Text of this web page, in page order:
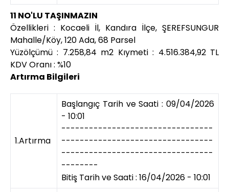
11 NO'LU TAŞINMAZIN
Özellikleri : Kocaeli İl, Kandıra İlçe, ŞEREFSUNGUR
Mahalle/Köy, 120 Ada, 68 Parsel
Yüzölçümü : 7.258,84 m2 Kıymeti : 4.516.384,92 TL
KDV Oranı : %10
Artırma Bilgileri
1.Artırma
Başlangıç Tarih ve Saati : 09/04/2026
- 10:01
---------------------------------
---------------------------------
---------------------------------
--------
Bitiş Tarih ve Saati : 16/04/2026 - 10:01